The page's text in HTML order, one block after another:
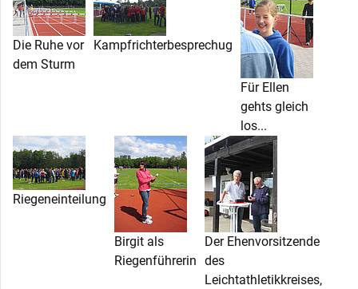
Die Ruhe vor
dem Sturm
Kampfrichterbesprechug
Für Ellen
gehts gleich
los...
Riegeneinteilung
Birgit als
Riegenführerin
Der Ehenvorsitzende
des
Leichtathletikkreises,